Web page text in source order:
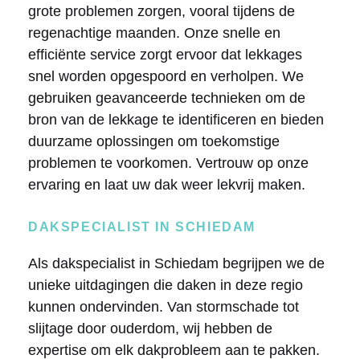
grote problemen zorgen, vooral tijdens de
regenachtige maanden. Onze snelle en
efficiënte service zorgt ervoor dat lekkages
snel worden opgespoord en verholpen. We
gebruiken geavanceerde technieken om de
bron van de lekkage te identificeren en bieden
duurzame oplossingen om toekomstige
problemen te voorkomen. Vertrouw op onze
ervaring en laat uw dak weer lekvrij maken.
DAKSPECIALIST IN SCHIEDAM
Als dakspecialist in Schiedam begrijpen we de
unieke uitdagingen die daken in deze regio
kunnen ondervinden. Van stormschade tot
slijtage door ouderdom, wij hebben de
expertise om elk dakprobleem aan te pakken.